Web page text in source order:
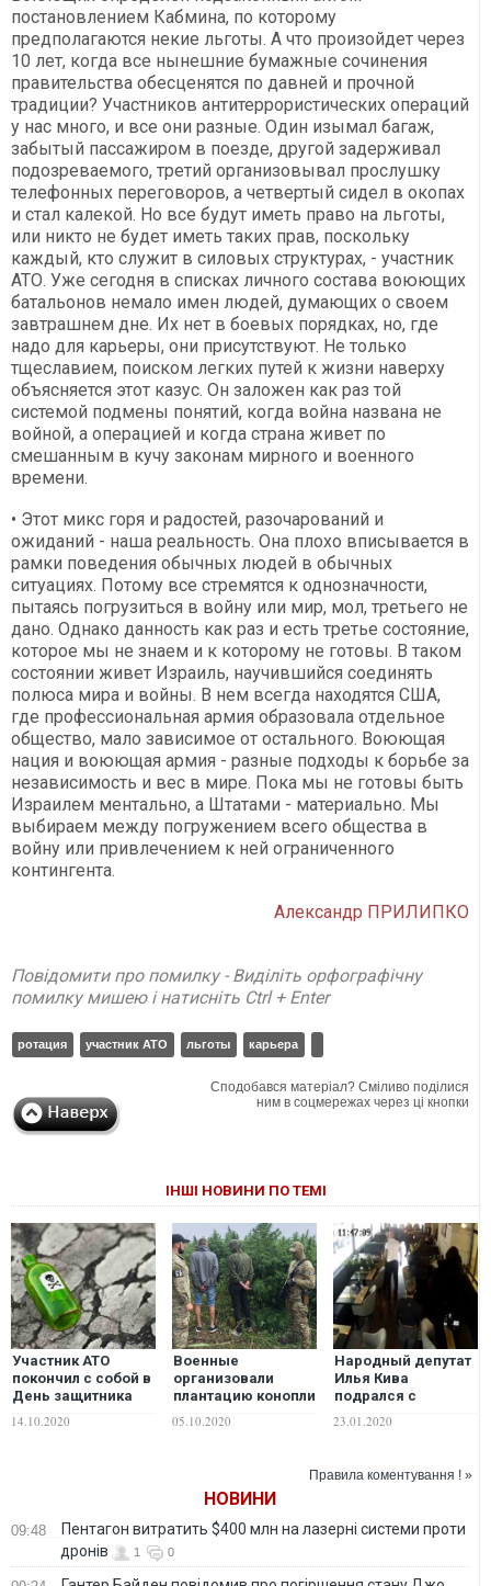
постановлением Кабмина, по которому
предполагаются некие льготы. А что произойдет через
10 лет, когда все нынешние бумажные сочинения
правительства обесценятся по давней и прочной
традиции? Участников антитеррористических операций
у нас много, и все они разные. Один изымал багаж,
забытый пассажиром в поезде, другой задерживал
подозреваемого, третий организовывал прослушку
телефонных переговоров, а четвертый сидел в окопах
и стал калекой. Но все будут иметь право на льготы,
или никто не будет иметь таких прав, поскольку
каждый, кто служит в силовых структурах, - участник
АТО. Уже сегодня в списках личного состава воюющих
батальонов немало имен людей, думающих о своем
завтрашнем дне. Их нет в боевых порядках, но, где
надо для карьеры, они присутствуют. Не только
тщеславием, поиском легких путей к жизни наверху
объясняется этот казус. Он заложен как раз той
системой подмены понятий, когда война названа не
войной, а операцией и когда страна живет по
смешанным в кучу законам мирного и военного
времени.
• Этот микс горя и радостей, разочарований и
ожиданий - наша реальность. Она плохо вписывается в
рамки поведения обычных людей в обычных
ситуациях. Потому все стремятся к однозначности,
пытаясь погрузиться в войну или мир, мол, третьего не
дано. Однако данность как раз и есть третье состояние,
которое мы не знаем и к которому не готовы. В таком
состоянии живет Израиль, научившийся соединять
полюса мира и войны. В нем всегда находятся США,
где профессиональная армия образовала отдельное
общество, мало зависимое от остального. Воюющая
нация и воюющая армия - разные подходы к борьбе за
независимость и вес в мире. Пока мы не готовы быть
Израилем ментально, а Штатами - материально. Мы
выбираем между погружением всего общества в
войну или привлечением к ней ограниченного
контингента.
Александр ПРИЛИПКО
Повідомити про помилку - Виділіть орфографічну
помилку мишею і натисніть Ctrl + Enter
ротация участник АТО льготы карьера
Сподобався матеріал? Сміливо поділися
ним в соцмережах через ці кнопки
ІНШІ НОВИНИ ПО ТЕМІ
Участник АТО
покончил с собой в
День защитника
14.10.2020
Военные
организовали
плантацию конопли
05.10.2020
Народный депутат
Илья Кива
подрался с
ВИДЕО
23.01.2020
Правила коментування ! »
НОВИНИ
09:48
Пентагон витратить $400 млн на лазерні системи проти
дронів
1 0